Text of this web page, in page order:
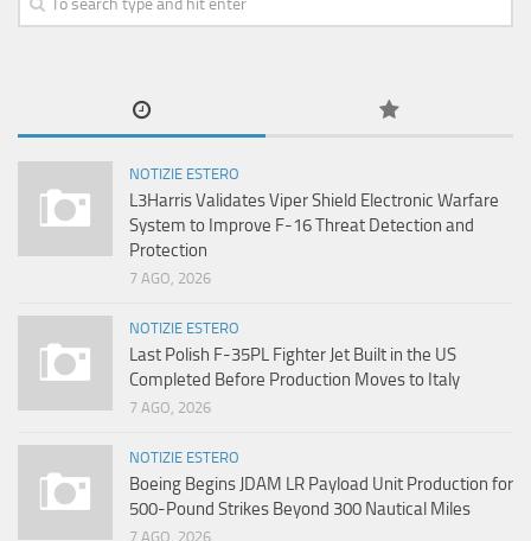
NOTIZIE ESTERO
L3Harris Validates Viper Shield Electronic Warfare
System to Improve F-16 Threat Detection and
Protection
7 AGO, 2026
NOTIZIE ESTERO
Last Polish F-35PL Fighter Jet Built in the US
Completed Before Production Moves to Italy
7 AGO, 2026
NOTIZIE ESTERO
Boeing Begins JDAM LR Payload Unit Production for
500-Pound Strikes Beyond 300 Nautical Miles
7 AGO, 2026